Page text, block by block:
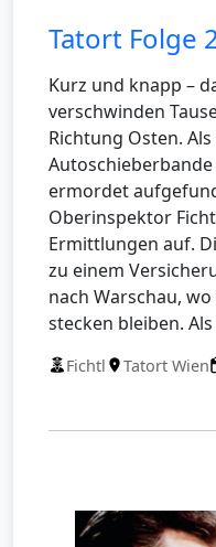
Tatort Folge
Kurz und knapp –
verschwinden
Richtung Osten.
ermordet
Oberinspektor
Ermittlungen auf.
zu einem
nach Warschau,
stecken bleiben.
Fichtl Tatort Wien